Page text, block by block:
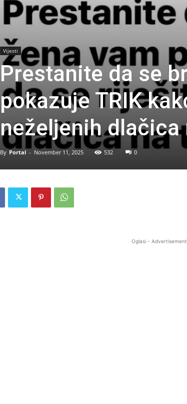
Vijesti
Prestanite da se
pokazuje TRIK
neželjenih
By Portal - November 11, 2025 532 0
Oglasi - Advertisement